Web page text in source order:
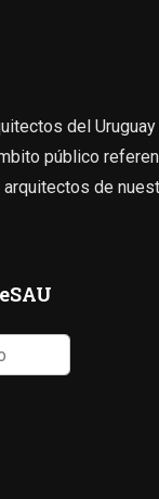
del
público
de